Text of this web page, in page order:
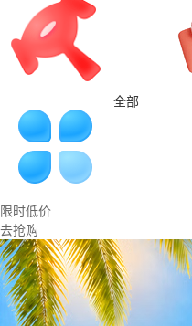
全部
限时低价
去抢购